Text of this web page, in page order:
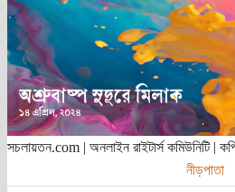
সচলায়তন.com | অনলাইন রাইটার্স কমিউনিটি |
নীড়পাতা